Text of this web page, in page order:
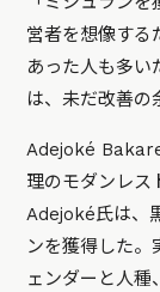
営者を想像する
あった人も多い
は、未だ改善の
Adejoké
理のモダンレス
Adejoké氏は、
ンを獲得した。
ェンダーと人種